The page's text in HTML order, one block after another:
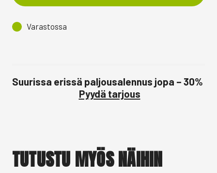
Varastossa
Suurissa erissä paljousalennus jopa – 30%
Pyydä tarjous
TUTUSTU MYÖS NÄIHIN